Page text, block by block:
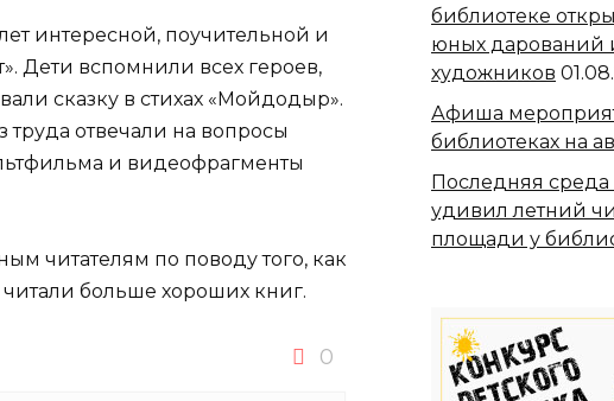
интересной, поучительной и
Дети вспомнили всех героев,
сказку в стихах «Мойдодыр».
труда отвечали на вопросы
и видеофрагменты
читателям по поводу того, как
больше хороших книг.
0
библиотеке
юных дарований
художников
Афиша
библиотеках на
Последняя
удивил летний
площади у